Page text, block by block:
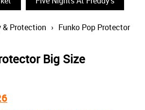
& Protection › Funko Pop Protector
Big Size